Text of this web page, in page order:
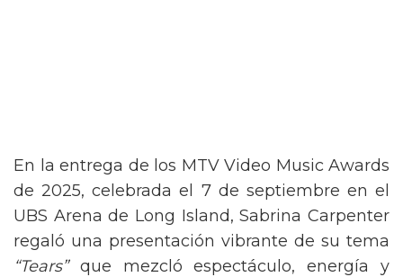
En la entrega de los MTV Video Music Awards
de 2025, celebrada el 7 de septiembre en el
UBS Arena de Long Island, Sabrina Carpenter
regaló una presentación vibrante de su tema